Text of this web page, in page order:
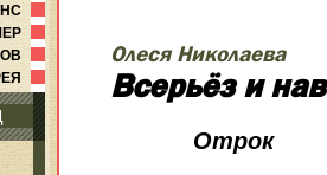
Олеся Николаева
Всерьёз и
Отрок